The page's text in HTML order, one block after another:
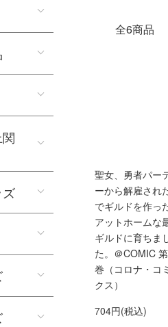
全6商品
聖女、勇者パー
ーから解雇され
でギルドを作っ
アットホームな
ギルドに育ちま
た。＠COMIC
巻（コロナ・コ
クス）
704円(税込)